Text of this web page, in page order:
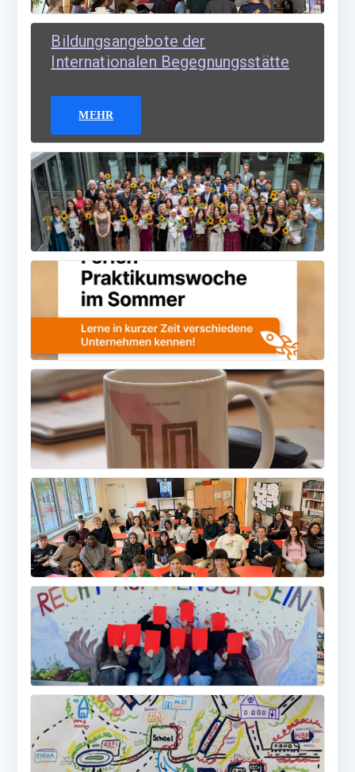
Bildungsangebote der
Internationalen Begegnungsstätte
MEHR
MEHR
MEHR
MEHR
MEHR
MEHR
MEHR